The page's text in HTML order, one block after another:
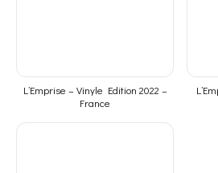
L’Emprise – Vinyle Edition 2022 –
France